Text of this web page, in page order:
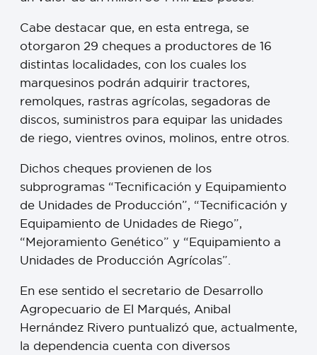
Cabe destacar que, en esta entrega, se
otorgaron 29 cheques a productores de 16
distintas localidades, con los cuales los
marquesinos podrán adquirir tractores,
remolques, rastras agrícolas, segadoras de
discos, suministros para equipar las unidades
de riego, vientres ovinos, molinos, entre otros.
Dichos cheques provienen de los
subprogramas “Tecnificación y Equipamiento
de Unidades de Producción”, “Tecnificación y
Equipamiento de Unidades de Riego”,
“Mejoramiento Genético” y “Equipamiento a
Unidades de Producción Agrícolas”.
En ese sentido el secretario de Desarrollo
Agropecuario de El Marqués, Anibal
Hernández Rivero puntualizó que, actualmente,
la dependencia cuenta con diversos